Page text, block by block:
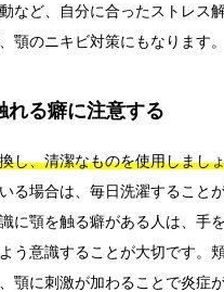
など、自分に合ったストレス
顎のニキビ対策にもなります。
れる癖に注意する
し、清潔なものを使用しまし
る場合は、毎日洗濯すること
に顎を触る癖がある人は、手
う意識することが大切です。
顎に刺激が加わることで炎症